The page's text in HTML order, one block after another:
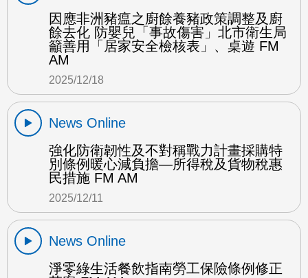
因應非洲豬瘟之廚餘養豬政策調整及廚
餘去化 防嬰兒「事故傷害」北市衛生局
籲善用「居家安全檢核表」、桌遊 FM
AM
2025/12/18
News Online
強化防衛韌性及不對稱戰力計畫採購特
別條例暖心減負擔—所得稅及貨物稅惠
民措施 FM AM
2025/12/11
News Online
淨零綠生活餐飲指南勞工保險條例修正